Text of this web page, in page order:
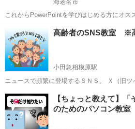
海老名市
これからPowerPointを学びはじめる方にオス
作からアニメーションなど、プレゼンテーシ
PowerPointの醍醐味を学ぶ事ができる講座です。 ■学習内容■
作・テーマの設定...
海老名市 パワーポイント
高齢者のSNS教室 ※
小田急相模原駅
ニュースで頻繁に登場するＳＮＳ。 Ｘ（旧
ック、インスタグラムやティックトック。 最近では、テレビ番組や、
野球中継などでも、 「（ＳＮＳで）メッセ
なんて、やってます...
神奈川 相模原市 小田急相模原駅 そ
【ちょっと教えて】
のためのパソコン教室